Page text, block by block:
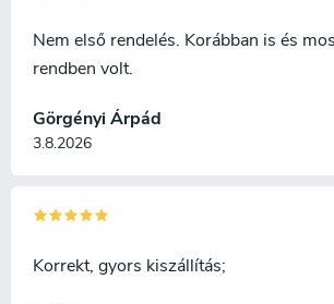
Görgényi Árpád
3.8.2026
Nem első rendelés. Korábban is és
rendben volt.
Korrekt, gyors kiszállítás;